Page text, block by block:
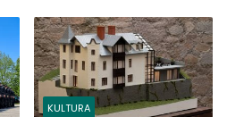
KULTURA